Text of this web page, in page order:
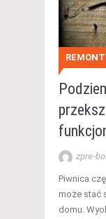
zpre-
Piwnica
może stać
domu.